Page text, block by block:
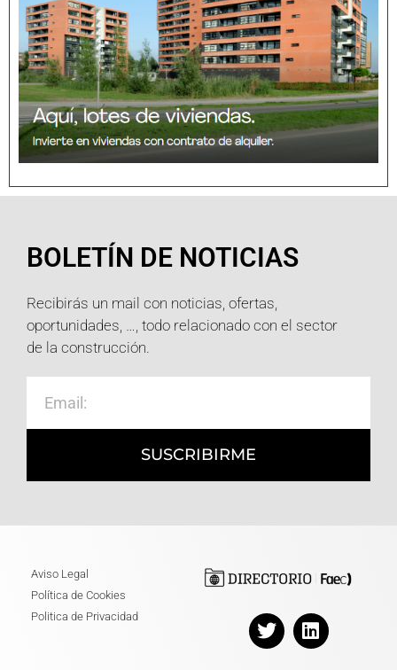
BOLETÍN DE NOTICIAS
Recibirás un mail con noticias, ofertas,
oportunidades, …, todo relacionado con el sector
de la construcción.
SUSCRIBIRME
Aviso Legal
Política de Cookies
Politica de Privacidad